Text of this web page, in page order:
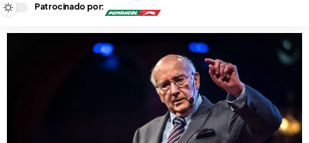
Patrocinado por: